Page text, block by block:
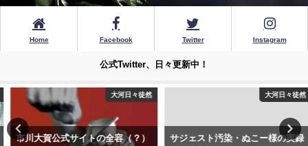
Home Facebook Twitter Instagram
公式Twitter、日々更新中！
大河日々徒然
市川大賀公式サイトの全容（？）
大河日々徒然
サジェスト汚染・ぬこー様の実録